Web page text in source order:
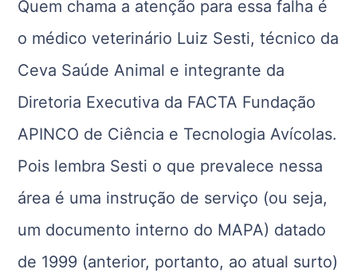
Quem chama a atenção para essa falha é
o médico veterinário Luiz Sesti, técnico da
Ceva Saúde Animal e integrante da
Diretoria Executiva da FACTA Fundação
APINCO de Ciência e Tecnologia Avícolas.
Pois lembra Sesti o que prevalece nessa
área é uma instrução de serviço (ou seja,
um documento interno do MAPA) datado
de 1999 (anterior, portanto, ao atual surto)